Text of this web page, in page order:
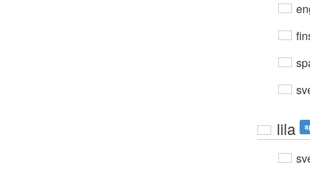
lila